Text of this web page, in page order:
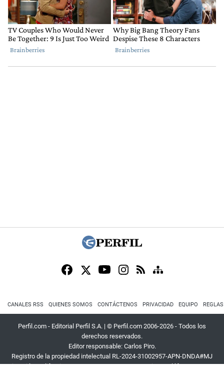
CANALES RSS QUIENES SOMOS CONTÁCTENOS PRIVACIDAD EQUIPO
Perfil.com - Editorial Perfil S.A. | © Perfil.com 2006-2026 - Todos los
derechos reservados.
Editor responsable: Carlos Piro.
Registro de la propiedad intelectual RL-2024-31002957-APN-DNDA#MJ
Dirección:California 2715,C1289ABI,CABA, Argentina| Teléfono:+54 9 11